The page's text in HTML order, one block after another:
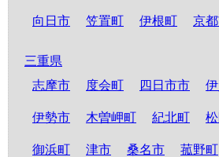
向日市 笠置町 伊根町 京
三重県
志摩市
度会町 四日市市
伊勢市 木曽岬町 紀北町
御浜町 津市 桑名市 菰野町